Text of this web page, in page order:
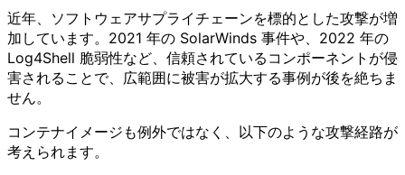
近年、ソフトウェアサプライチェーンを標的とした攻撃が増
加しています。2021 年の SolarWinds 事件や、2022 年の
Log4Shell 脆弱性など、信頼されているコンポーネントが侵
害されることで、広範囲に被害が拡大する事例が後を絶ちま
せん。
コンテナイメージも例外ではなく、以下のような攻撃経路が
考えられます。